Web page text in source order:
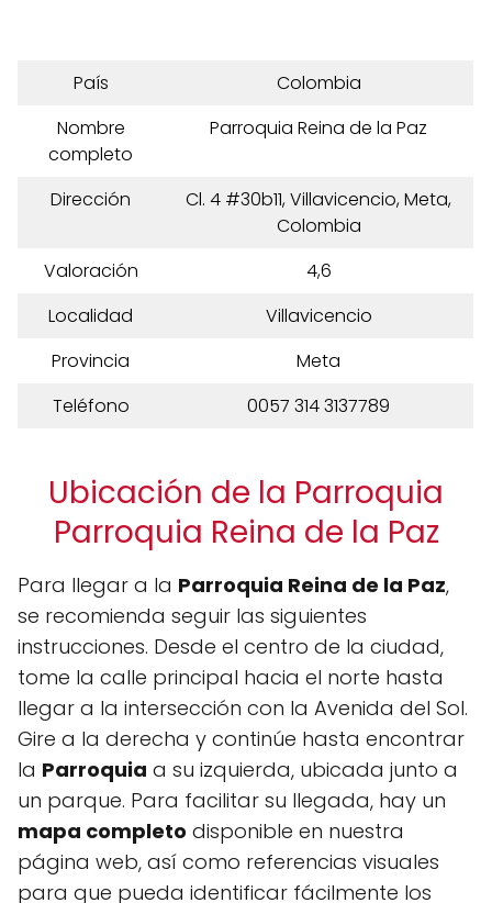
País
Colombia
Nombre
completo
Parroquia Reina de la Paz
Dirección
Cl. 4 #30b11, Villavicencio, Meta,
Colombia
Valoración
4,6
Localidad
Villavicencio
Provincia
Meta
Teléfono
0057 314 3137789
Ubicación de la Parroquia
Parroquia Reina de la Paz
Para llegar a la Parroquia Reina de la Paz,
se recomienda seguir las siguientes
instrucciones. Desde el centro de la ciudad,
tome la calle principal hacia el norte hasta
llegar a la intersección con la Avenida del Sol.
Gire a la derecha y continúe hasta encontrar
la Parroquia a su izquierda, ubicada junto a
un parque. Para facilitar su llegada, hay un
mapa completo disponible en nuestra
página web, así como referencias visuales
para que pueda identificar fácilmente los